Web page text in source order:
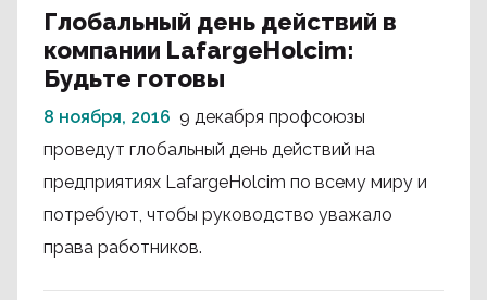
Глобальный день действий в
компании LafargeHolcim:
Будьте готовы
8 ноября, 2016 9 декабря профсоюзы
проведут глобальный день действий на
предприятиях LafargeHolcim по всему миру и
потребуют, чтобы руководство уважало
права работников.